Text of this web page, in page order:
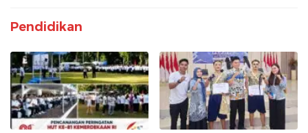
Pendidikan